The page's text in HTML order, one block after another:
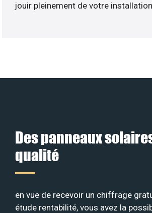
jouir pleinement de votre
Des panneaux
qualité
en vue de recevoir un chiffrage
étude rentabilité, vous avez la